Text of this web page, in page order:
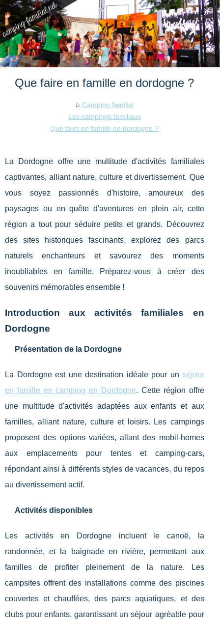
Que faire en famille en dordogne ?
Camping familial
Les campings familiaux
Que faire en famille en dordogne ?
La Dordogne offre une multitude d'activités familiales
captivantes, alliant nature, culture et divertissement. Que
vous soyez passionnés d'histoire, amoureux des
paysages ou en quête d'aventures en plein air, cette
région a tout pour séduire petits et grands. Découvrez
des sites historiques fascinants, explorez des parcs
naturels enchanteurs et savourez des moments
inoubliables en famille. Préparez-vous à créer des
souvenirs mémorables ensemble !
Introduction aux activités familiales en
Dordogne
Présentation de la Dordogne
La Dordogne est une destination idéale pour un séjour
en famille en camping en Dordogne. Cette région offre
une multitude d'activités adaptées aux enfants et aux
familles, alliant nature, cultureet loisirs. Les campings
proposent des options variées, allant des mobil-homes
aux emplacements pour tentes et camping-cars,
répondant ainsi à différents styles de vacances, du repos
au divertissement actif.
Activités disponibles
Les activités en Dordogne incluent le canoë, la
randonnée, et la baignade en rivière, permettant aux
familles de profiter pleinement de la nature. Les
campsites offrent des installations comme des piscines
couvertes et chauffées, des parcs aquatiques, et des
clubs pour enfants, garantissant un séjour agréable pour